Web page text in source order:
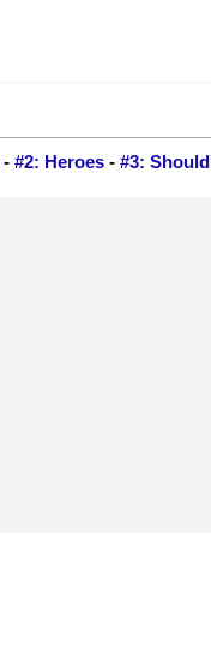
- #2: Heroes - #3: